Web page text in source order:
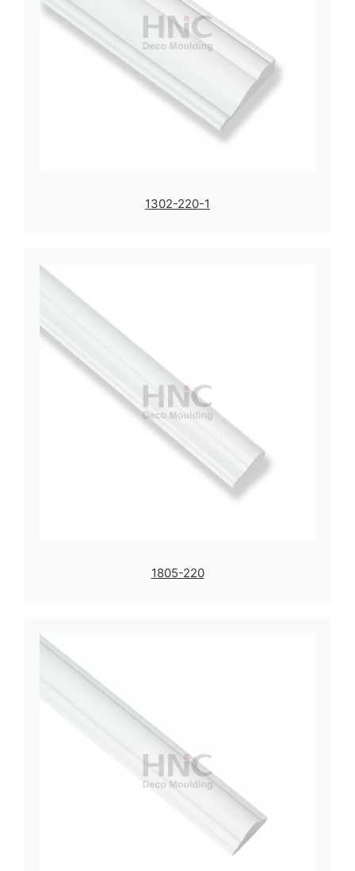
1302-220-1
1805-220